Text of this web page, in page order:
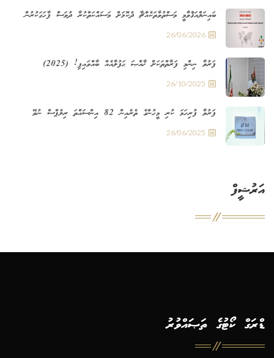
ބައިނަލްއަޤްވާމީ މަސްތުވާތަކެއްޗާ ދެކޮޅަށް މަސައްކަތްކުރާ ދުވަސް ފާހަގަކުރުން
26/06/2026
ފަރުވާ ނިންމި ފަރާތްތަކަށް ޚާއްޞަ ޙަފުލާއެއް ބާއްވައިފި! (2025)
26/10/2025
ފަރުވާ ފުރިހަމަ ކުރި މީހުންގެ ތެރެއިން 82 އިންސައްތަ ރިލެޕްސް ނުވޭ
26/06/2025
އަރުޝީފް
ޑްރަގް ކޯޓުގެ ތަޞައްވުރު